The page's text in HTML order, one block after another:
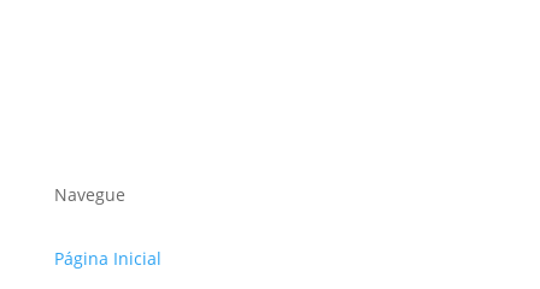
Navegue
Página Inicial